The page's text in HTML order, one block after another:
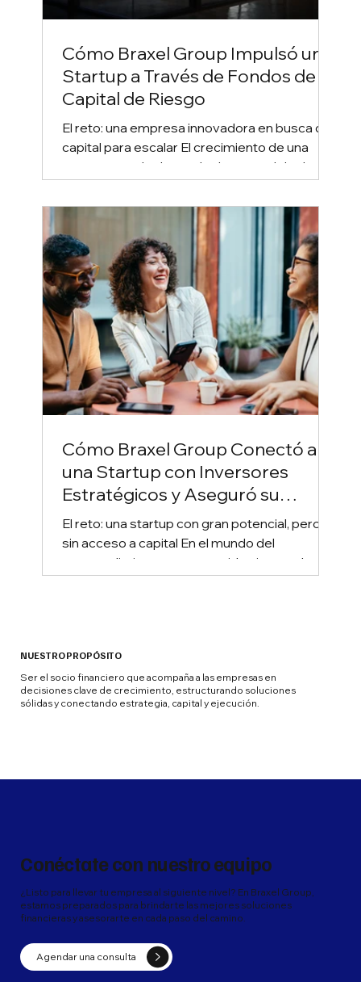
Cómo Braxel Group Impulsó una
Startup a Través de Fondos de
Capital de Riesgo
El reto: una empresa innovadora en busca de
capital para escalar El crecimiento de una
startup no solo depende de su modelo de
Cómo Braxel Group Conectó a
una Startup con Inversores
Estratégicos y Aseguró su
Crecimiento
El reto: una startup con gran potencial, pero
sin acceso a capital En el mundo del
emprendimiento, tener una idea innovadora
NUESTRO PROPÓSITO
Ser el socio financiero que acompaña a las empresas en
decisiones clave de crecimiento, estructurando soluciones
sólidas y conectando estrategia, capital y ejecución.
Conéctate con nuestro equipo
¿Listo para llevar tu empresa al siguiente nivel? En Braxel Group,
estamos preparados para brindarte las mejores soluciones
financieras y asesorarte en cada paso del camino.
Agendar una consulta